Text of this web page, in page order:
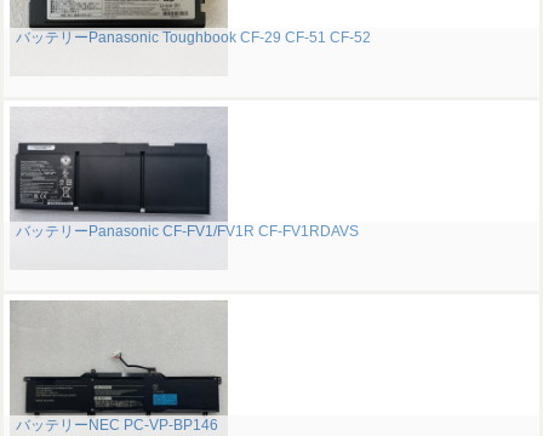
バッテリーPanasonic Toughbook CF-29 CF-51 CF-52
バッテリーPanasonic CF-FV1/FV1R CF-FV1RDAVS
バッテリーNEC PC-VP-BP146